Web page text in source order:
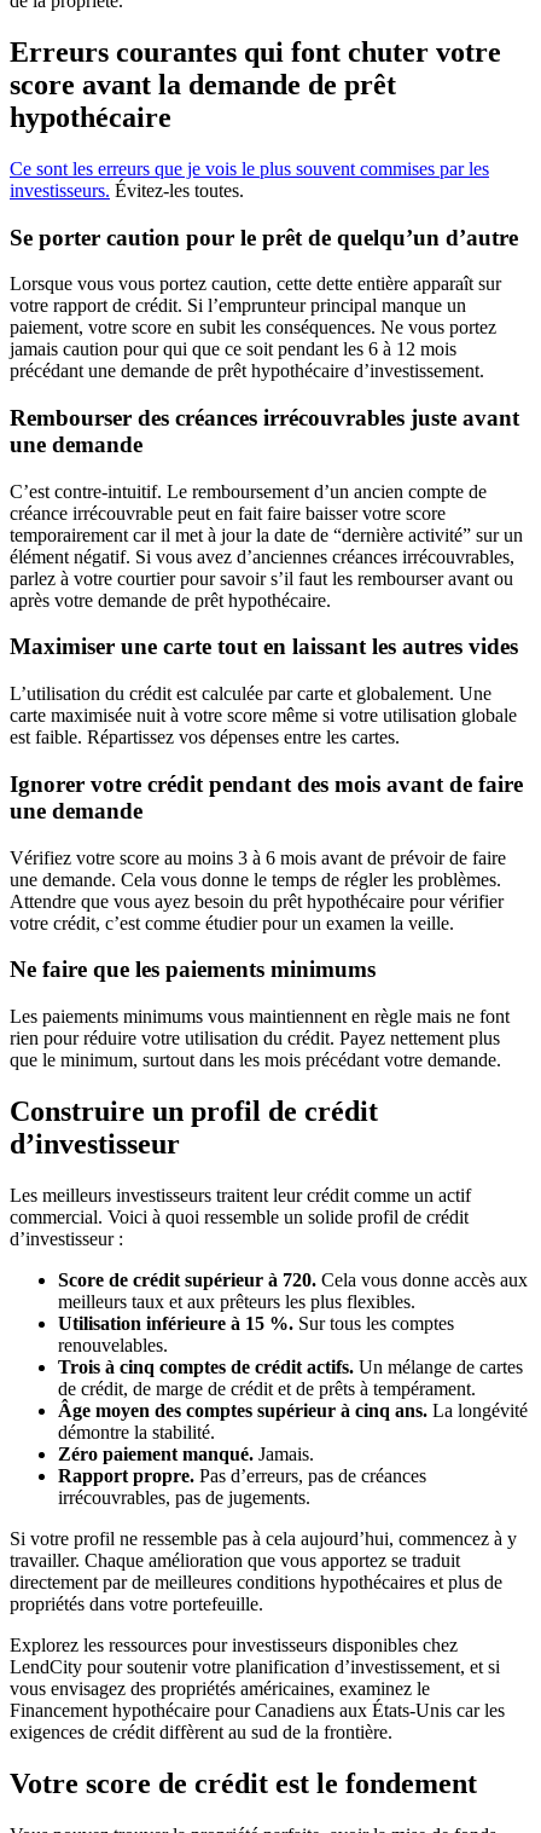
Erreurs courantes qui font chuter votre
score avant la demande de prêt
hypothécaire
Ce sont les erreurs que je vois le plus souvent commises par les
investisseurs. Évitez-les toutes.
Se porter caution pour le prêt de quelqu’un d’autre
Lorsque vous vous portez caution, cette dette entière apparaît sur
votre rapport de crédit. Si l’emprunteur principal manque un
paiement, votre score en subit les conséquences. Ne vous portez
jamais caution pour qui que ce soit pendant les 6 à 12 mois
précédant une demande de prêt hypothécaire d’investissement.
Rembourser des créances irrécouvrables juste avant
une demande
C’est contre-intuitif. Le remboursement d’un ancien compte de
créance irrécouvrable peut en fait faire baisser votre score
temporairement car il met à jour la date de “dernière activité” sur un
élément négatif. Si vous avez d’anciennes créances irrécouvrables,
parlez à votre courtier pour savoir s’il faut les rembourser avant ou
après votre demande de prêt hypothécaire.
Maximiser une carte tout en laissant les autres vides
L’utilisation du crédit est calculée par carte et globalement. Une
carte maximisée nuit à votre score même si votre utilisation globale
est faible. Répartissez vos dépenses entre les cartes.
Ignorer votre crédit pendant des mois avant de faire
une demande
Vérifiez votre score au moins 3 à 6 mois avant de prévoir de faire
une demande. Cela vous donne le temps de régler les problèmes.
Attendre que vous ayez besoin du prêt hypothécaire pour vérifier
votre crédit, c’est comme étudier pour un examen la veille.
Ne faire que les paiements minimums
Les paiements minimums vous maintiennent en règle mais ne font
rien pour réduire votre utilisation du crédit. Payez nettement plus
que le minimum, surtout dans les mois précédant votre demande.
Construire un profil de crédit
d’investisseur
Les meilleurs investisseurs traitent leur crédit comme un actif
commercial. Voici à quoi ressemble un solide profil de crédit
d’investisseur :
Score de crédit supérieur à 720. Cela vous donne accès aux
meilleurs taux et aux prêteurs les plus flexibles.
Utilisation inférieure à 15 %. Sur tous les comptes
renouvelables.
Trois à cinq comptes de crédit actifs. Un mélange de cartes
de crédit, de marge de crédit et de prêts à tempérament.
Âge moyen des comptes supérieur à cinq ans. La longévité
démontre la stabilité.
Zéro paiement manqué. Jamais.
Rapport propre. Pas d’erreurs, pas de créances
irrécouvrables, pas de jugements.
Si votre profil ne ressemble pas à cela aujourd’hui, commencez à y
travailler. Chaque amélioration que vous apportez se traduit
directement par de meilleures conditions hypothécaires et plus de
propriétés dans votre portefeuille.
Explorez les ressources pour investisseurs disponibles chez
LendCity pour soutenir votre planification d’investissement, et si
vous envisagez des propriétés américaines, examinez le
Financement hypothécaire pour Canadiens aux États-Unis car les
exigences de crédit diffèrent au sud de la frontière.
Votre score de crédit est le fondement